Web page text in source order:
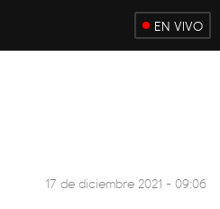
EN VIVO
17 de diciembre 2021 - 09:06